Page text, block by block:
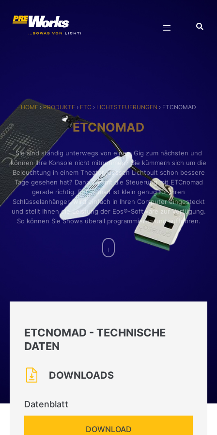
HOME › PRODUKTE › ETC › LICHTSTEUERUNGEN › ETCNOMAD
ETCNOMAD
Sie sind ständig unterwegs von einem Gig zum nächsten und
können Ihre Konsole nicht mitnehmen? Sie kümmern sich um die
Beleuchtung in einem Theater, dessen Lichtpult schon bessere
Tage gesehen hat? Dann kommt die Steuerung mit ETCnomad
gerade richtig. ETCnomad ist klein genug für Ihren
Schlüsselanhänger, wird einfach in Ihren Computer eingesteckt
und stellt Ihnen die Leistung der Eos®-Software zur Verfügung.
So können Sie Shows überall programmieren und aufführen.
ETCNOMAD - TECHNISCHE
DATEN
DOWNLOADS
Datenblatt
DOWNLOAD